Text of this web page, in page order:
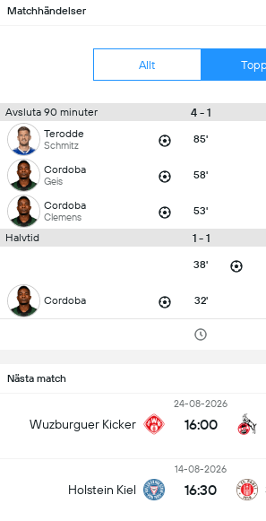
Matchhändelser
Allt Topp
Avsluta 90 minuter 4 - 1
Terodde
Schmitz 85'
Cordoba
Geis 58'
Cordoba
Clemens 53'
Halvtid 1 - 1
38'
Cordoba 32'
Nästa match
Wuzburguer Kicker
24-08-2026
16:00
Holstein Kiel
14-08-2026
16:30